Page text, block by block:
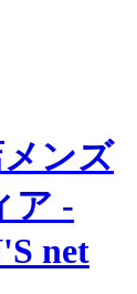
ンズ
ア -
net